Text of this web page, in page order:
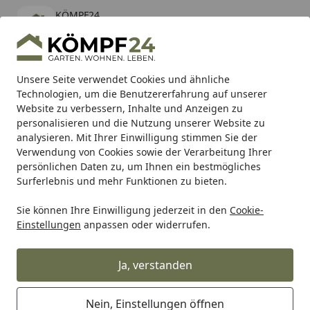
Unsere Seite verwendet Cookies und ähnliche
Technologien, um die Benutzererfahrung auf unserer
Website zu verbessern, Inhalte und Anzeigen zu
personalisieren und die Nutzung unserer Website zu
analysieren. Mit Ihrer Einwilligung stimmen Sie der
Verwendung von Cookies sowie der Verarbeitung Ihrer
persönlichen Daten zu, um Ihnen ein bestmögliches
Surferlebnis und mehr Funktionen zu bieten.
Sie können Ihre Einwilligung jederzeit in den Cookie-
Einstellungen anpassen oder widerrufen.
Ja, verstanden
Nein, Einstellungen öffnen
KÖMPF24
kostenlos - Im App Store
Hotline
Alle Produkte
Mein Konto
Suchen
Karibu Pools inkl. gratis Sandfilteranlage & Pool-
Starterset (Gesamtwert bis 468,99€)
Startseite
Buzzetti Buzzetti Ölservice Buzzetti Ölfilterschlüssel 6 x
Buzzetti Ölfilterschlüssel 6 x 30 mm